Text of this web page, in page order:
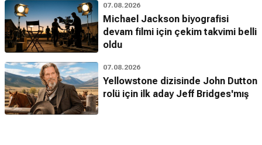
07.08.2026
Michael Jackson biyografisi
devam filmi için çekim takvimi belli
oldu
07.08.2026
Yellowstone dizisinde John Dutton
rolü için ilk aday Jeff Bridges'mış